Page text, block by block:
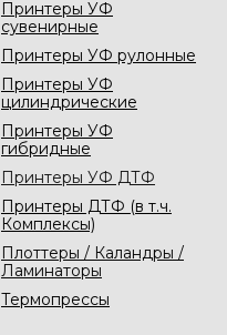
Принтеры УФ
сувенирные
Принтеры УФ рулонные
Принтеры УФ
цилиндрические
Принтеры УФ
гибридные
Принтеры УФ ДТФ
Принтеры ДТФ (в т.ч.
Комплексы)
Плоттеры / Каландры /
Ламинаторы
Термопрессы